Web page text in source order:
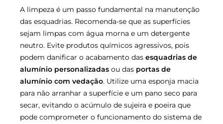
A limpeza é um passo fundamental na manutenção
das esquadrias. Recomenda-se que as superfícies
sejam limpas com água morna e um detergente
neutro. Evite produtos químicos agressivos, pois
podem danificar o acabamento das esquadrias de
alumínio personalizadas ou das portas de
alumínio com vedação. Utilize uma esponja macia
para não arranhar a superfície e um pano seco para
secar, evitando o acúmulo de sujeira e poeira que
pode comprometer o funcionamento do sistema de